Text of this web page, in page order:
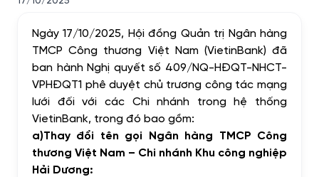
Ngày 17/10/2025, Hội đồng Quản trị Ngân hàng
TMCP Công thương Việt Nam (VietinBank) đã
ban hành Nghị quyết số 409/NQ-HĐQT-NHCT-
VPHĐQT1 phê duyệt chủ trương công tác mạng
lưới đối với các Chi nhánh trong hệ thống
VietinBank, trong đó bao gồm:
a)Thay đổi tên gọi Ngân hàng TMCP Công
thương Việt Nam – Chi nhánh Khu công nghiệp
Hải Dương: